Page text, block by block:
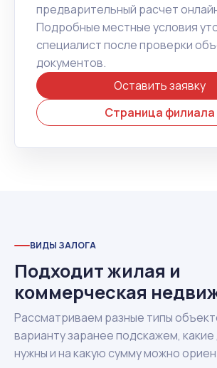
предварительный расчет
Подробные местные условия
специалист после проверки
документов.
Оставить заявку
Страница филиала
ВИДЫ ЗАЛОГА
Подходит жилая и
коммерческая
Рассматриваем разные типы
варианту заранее подскажем,
нужны и на какую сумму можно